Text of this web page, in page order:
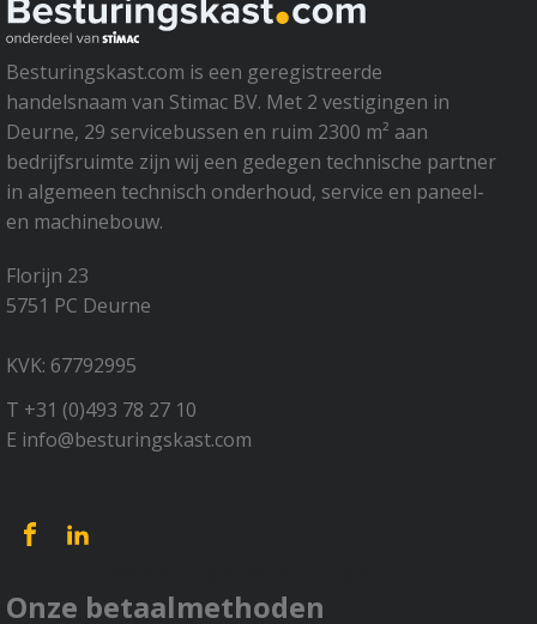
Besturingskast.com is een geregistreerde
handelsnaam van Stimac BV. Met 2 vestigingen in
Deurne, 29 servicebussen en ruim 2300 m² aan
bedrijfsruimte zijn wij een gedegen technische partner
in algemeen technisch onderhoud, service en paneel-
en machinebouw.
Florijn 23
5751 PC Deurne
KVK: 67792995
T +31 (0)493 78 27 10
E info@besturingskast.com
Onze betaalmethoden